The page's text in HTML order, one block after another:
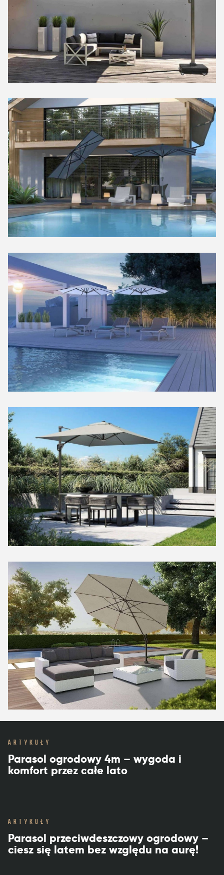
ARTYKUŁY
Parasol ogrodowy 4m – wygoda i
komfort przez całe lato
ARTYKUŁY
Parasol przeciwdeszczowy ogrodowy –
ciesz się latem bez względu na aurę!